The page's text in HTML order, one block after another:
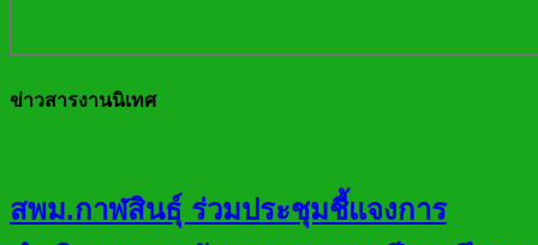
ข่าวสารงานนิเทศ
สพม.กาฬสินธุ์ ร่วมประชุมชี้แจงการ